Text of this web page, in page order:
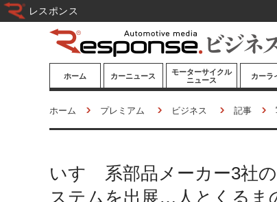
ホーム カーニュース
鉄道
船舶
モーターサイクル
ニュース
カーラ
モーター
ツ/エン
ホーム プレミアム ビジネス 記事
いすゞ系部品メーカー3社
ステムを出展…人とくるま
レスポンス